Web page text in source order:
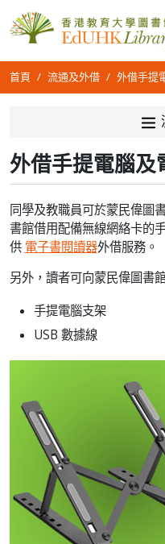
首頁 流通及外借 外借手提
外借手提電腦及
同學及教職員可於蒙民偉圖
書館借用配備無線網絡卡的
供 電子書閱讀器外借服務。
另外，讀者可向蒙民偉圖書
手提電腦支架
USB 數據線